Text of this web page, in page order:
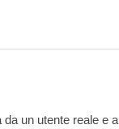
un utente reale e a